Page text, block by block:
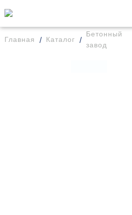
Главная Каталог
Бетонный
завод